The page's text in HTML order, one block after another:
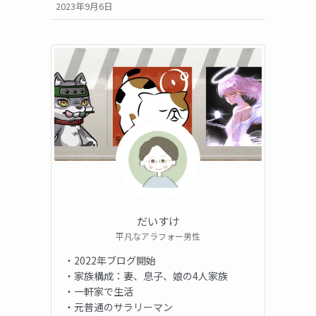
2023年9月6日
だいすけ
平凡なアラフォー男性
・2022年ブログ開始
・家族構成：妻、息子、娘の4人家族
・一軒家で生活
・元普通のサラリーマン